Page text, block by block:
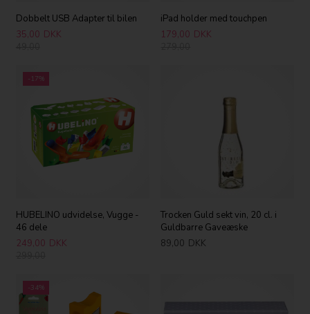
Dobbelt USB Adapter til bilen
35,00 DKK
iPad holder med touchpen
179,00 DKK
-17%
HUBELINO udvidelse, Vugge -
46 dele
249,00 DKK
Trocken Guld sekt vin, 20 cl. i
Guldbarre Gaveæske
89,00 DKK
-34%